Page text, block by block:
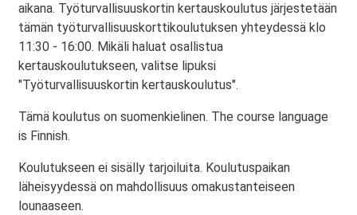
aikana. Työturvallisuuskortin kertauskoulutus järjestetään
tämän työturvallisuuskorttikoulutuksen yhteydessä klo
11:30 - 16:00. Mikäli haluat osallistua
kertauskoulutukseen, valitse lipuksi
"Työturvallisuuskortin kertauskoulutus".
Tämä koulutus on suomenkielinen. The course language
is Finnish.
Koulutukseen ei sisälly tarjoiluita. Koulutuspaikan
läheisyydessä on mahdollisuus omakustanteiseen
lounaaseen.